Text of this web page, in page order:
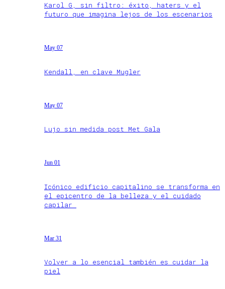
Karol G, sin filtro: éxito, haters y el
futuro que imagina lejos de los escenarios
May 07
Kendall, en clave Mugler
May 07
Lujo sin medida post Met Gala
Jun 01
Icónico edificio capitalino se transforma en
el epicentro de la belleza y el cuidado
capilar
Mar 31
Volver a lo esencial también es cuidar la
piel